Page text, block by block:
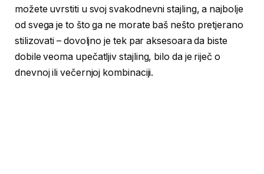
možete uvrstiti u svoj svakodnevni stajling, a najbolje
od svega je to što ga ne morate baš nešto pretjerano
stilizovati – dovoljno je tek par aksesoara da biste
dobile veoma upečatljiv stajling, bilo da je riječ o
dnevnoj ili večernjoj kombinaciji.